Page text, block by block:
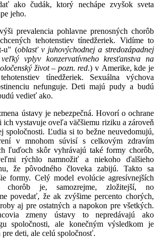
ako čudák, ktorý nechápe zvyšok sveta
jeho.
prevalencia pohlavne prenosných chorôb
tehotenstiev tínedžeriek. Vidíme to
u" (oblasť v juhovýchodnej a stredozápadnej
vplyv konzervatívneho kresťanstva na
život – pozn. red.) v Amerike, kde je
tínedžeriek. Sexuálna výchova
nefunguje. Deti majú pudy a budú
vedieť ako.
ústavy je nebezpečná. Hovorí o ochrane
ich vystavuje oveľa väčšiemu riziku a zároveň
spoločnosti. Ľudia si to bežne neuvedomujú,
v mnohom súvisí s celkovým zdravím
ľuďoch skôr vyhrávajú také formy chorôb,
rýchlo namnožiť a niekoho ďalšieho
že pôvodného človeka zabijú. Takto sa
formy. Celý model evolúcie agresívnejších
chorôb je, samozrejme, zložitejší, no
povedať, že ak zvýšime percento chorých,
aj pre ostatných a napokon pre všetkých.
zmeny ústavy to nepredávajú ako
spoločnosti, ale konečným výsledkom je
pre deti, ale celú spoločnosť.